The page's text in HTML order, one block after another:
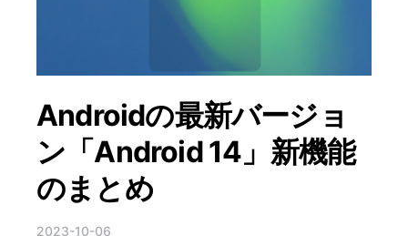
Androidの最新バージョ
ン「Android 14」新機能
のまとめ
2023-10-06